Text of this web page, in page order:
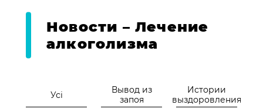
Новости – Лечение
алкоголизма
Усі
Вывод из
запоя
Истории
выздоровления